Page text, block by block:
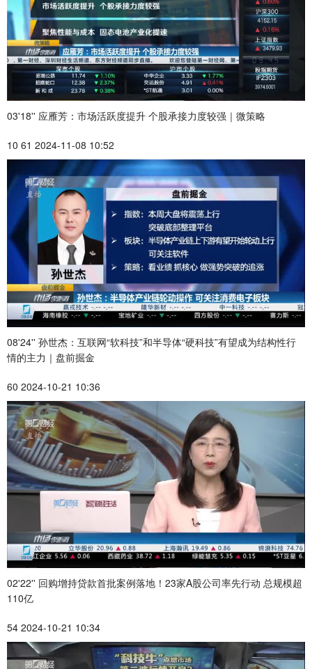
03'18'' 应雁芳：市场活跃度提升 个股承接力度较强｜微策略
10 61 2024-11-08 10:52
08'24'' 孙世杰：互联网“软科技”和半导体“硬科技”有望成为结构性行
情的主力｜盘前掘金
60 2024-10-21 10:36
02'22'' 回购增持贷款首批案例落地！23家A股公司率先行动 总规模超
110亿
54 2024-10-21 10:34